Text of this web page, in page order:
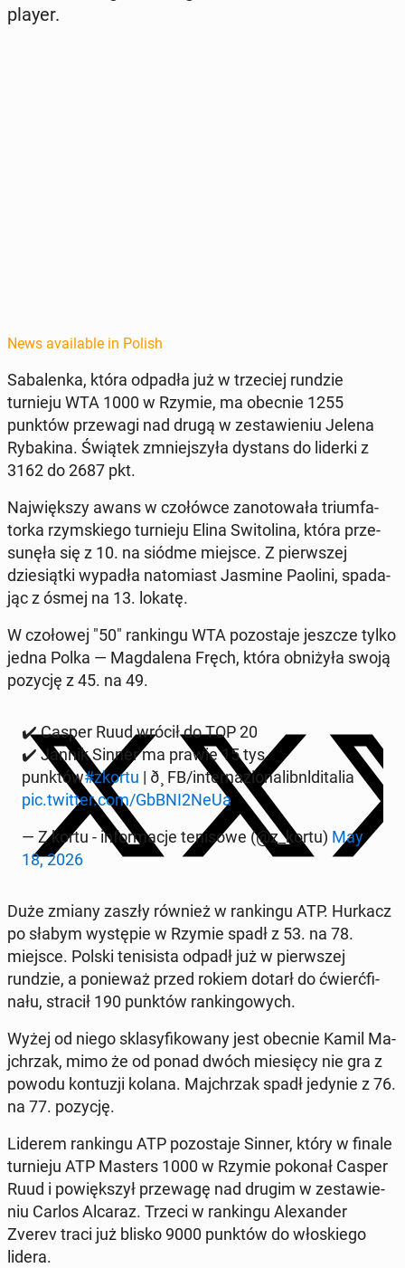
player.
News available in Polish
Sa­balen­ka, która odpadła już w trze­ciej rundzie
turnieju WTA 1000 w Rzymie, ma obecnie 1255
punktów przewa­gi nad drugą w zestaw­ie­niu Jelena
Ry­bak­i­na. Świątek zm­niejszyła dystans do liderki z
3162 do 2687 pkt.
Na­jwięk­szy awans w czołów­ce zan­otowała tri­umfa­
tor­ka rzym­skiego turnieju Elina Switoli­na, która prze­
sunęła się z 10. na siódme miejsce. Z pier­wszej
dziesiąt­ki wypadła nato­mi­ast Jasmine Paolini, spada­
jąc z ósmej na 13. lokatę.
W czołowej "50" rankingu WTA po­zosta­je jeszcze tylko
jedna Polka — Mag­dale­na Fręch, która ob­niżyła swoją
pozycję z 45. na 49.
✔️ Casper Ruud wrócił do TOP 20
✔️ Jannik Sinner ma prawie 15 tys.
punktów#zkortu | ð¸ FB/in­ter­nazion­al­ibnlditalia
pic.twitter.com/GbBNI2NeUa
— Z kortu - in­for­ma­c­je tenisowe (@z_kortu) May
18, 2026
Duże zmiany zaszły również w rankingu ATP. Hurkacz
po słabym wys­tępie w Rzymie spadł z 53. na 78.
miejsce. Polski teni­sista odpadł już w pier­wszej
rundzie, a ponieważ przed rokiem dotarł do ćwierć­fi­
nału, stracił 190 punktów rankingowych.
Wyżej od niego sklasy­fikowany jest obecnie Kamil Ma­
jchrzak, mimo że od ponad dwóch miesię­cy nie gra z
powodu kon­tuzji kolana. Ma­jchrzak spadł jedynie z 76.
na 77. pozycję.
Liderem rankingu ATP po­zosta­je Sinner, który w finale
turnieju ATP Masters 1000 w Rzymie pokonał Casper
Ruud i pow­ięk­szył przewagę nad drugim w zestaw­ie­
niu Carlos Alcaraz. Trzeci w rankingu Alexan­der
Zverev traci już blisko 9000 punktów do włoskiego
lidera.